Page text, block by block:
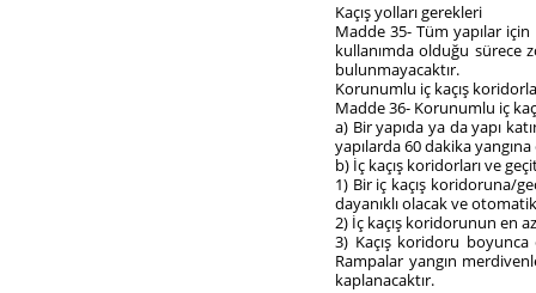
Kaçış yolları gerekleri
Madde 35- Tüm yapılar için
kullanımda olduğu sürece
bulunmayacaktır.
Korunumlu iç kaçış
Madde 36- Korunumlu iç
a) Bir yapıda ya da yapı
yapılarda 60 dakika
b) İç kaçış koridorları ve
1) Bir iç kaçış koridoruna/
dayanıklı olacak ve
2) İç kaçış koridorunun en
3) Kaçış koridoru
Rampalar yangın
kaplanacaktır.